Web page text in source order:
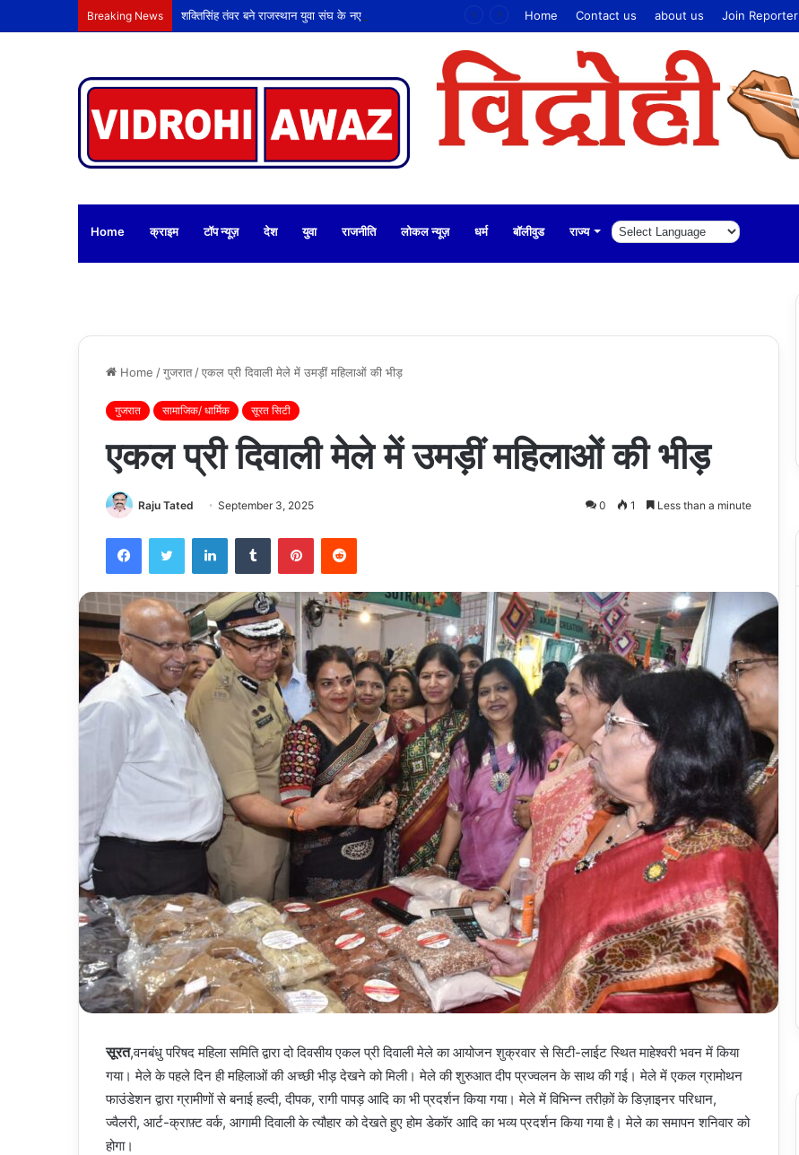
Breaking News शक्तिसिंह तंवर बने राजस्थान युवा संघ के नए अध्यक्ष Home Contact us about us Join Reporter
Home क्राइम टॉप न्यूज़ देश युवा राजनीति लोकल न्यूज़ धर्म बॉलीवुड राज्य
Home /गुजरात/एकल प्री दिवाली मेले में उमड़ीं महिलाओं की भीड़
गुजरात सामाजिक/ धार्मिक सूरत सिटी
एकल प्री दिवाली मेले में उमड़ीं महिलाओं की भीड़
Raju Tated September 3, 2025 0 1 Less than a minute
FacebookTwitter LinkedInTumblr PinterestReddit
सूरत,वनबंधु परिषद महिला समिति द्वारा दो दिवसीय एकल प्री दिवाली मेले का आयोजन शुक्रवार से सिटी-लाईट स्थित माहेश्वरी भवन में किया
गया। मेले के पहले दिन ही महिलाओं की अच्छी भीड़ देखने को मिली। मेले की शुरुआत दीप प्रज्वलन के साथ की गई। मेले में एकल ग्रामोथन
फाउंडेशन द्वारा ग्रामीणों से बनाई हल्दी, दीपक, रागी पापड़ आदि का भी प्रदर्शन किया गया। मेले में विभिन्न तरीक़ों के डिज़ाइनर परिधान,
ज्वैलरी, आर्ट-क्राफ़्ट वर्क, आगामी दिवाली के त्यौहार को देखते हुए होम डेकॉर आदि का भव्य प्रदर्शन किया गया है। मेले का समापन शनिवार को
होगा।